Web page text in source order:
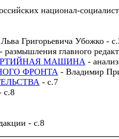
национал-
Григорьевича Убожко -
- размышления главного
МАШИНА -
ФРОНТА - Владимир
- с.7
с.8
- с.8